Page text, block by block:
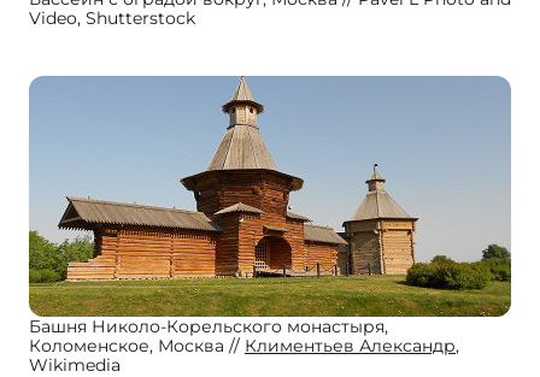
Video, Shutterstock
Башня Николо-Корельского монастыря,
Коломенское, Москва
Климентьев Александр,
Wikimedia